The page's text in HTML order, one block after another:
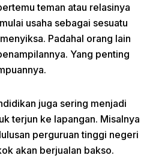
teman atau relasinya
usaha sebagai sesuatu
Padahal orang lain
Yang penting
juga sering menjadi
terjun ke lapangan. Misalnya
perguruan tinggi negeri
akan berjualan bakso.